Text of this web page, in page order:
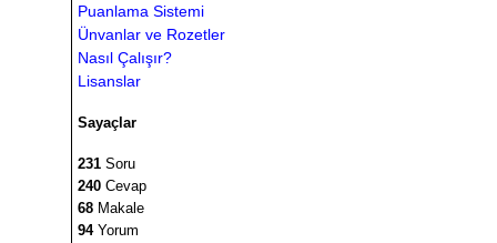
Puanlama Sistemi
Ünvanlar ve Rozetler
Nasıl Çalışır?
Lisanslar
Sayaçlar
231 Soru
240 Cevap
68 Makale
94Yorum